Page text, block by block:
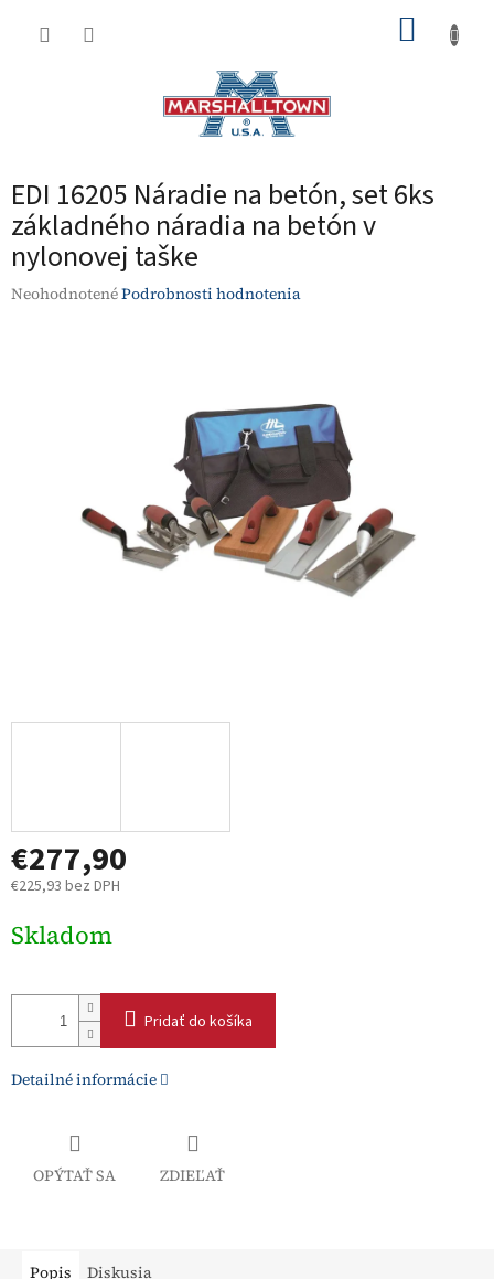
EDI 16205 Náradie na betón, set 6ks
základného náradia na betón v
nylonovej taške
Priemerné
NeohodnotenéPodrobnosti hodnotenia
€277,90
€225,93 bez DPH
cena:
Skladom
Pridať do košíka
Detailné informácie
OPÝTAŤ SA ZDIEĽAŤ
Popis Diskusia